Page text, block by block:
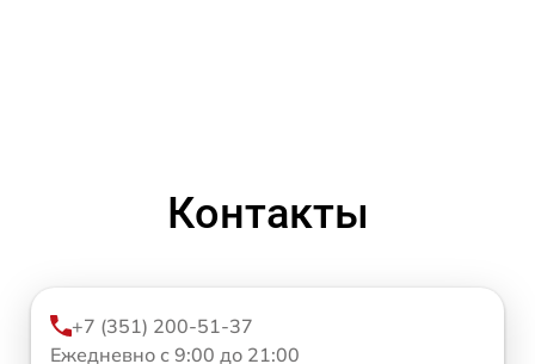
Контакты
+7 (351) 200-51-37
Ежедневно с 9:00 до 21:00